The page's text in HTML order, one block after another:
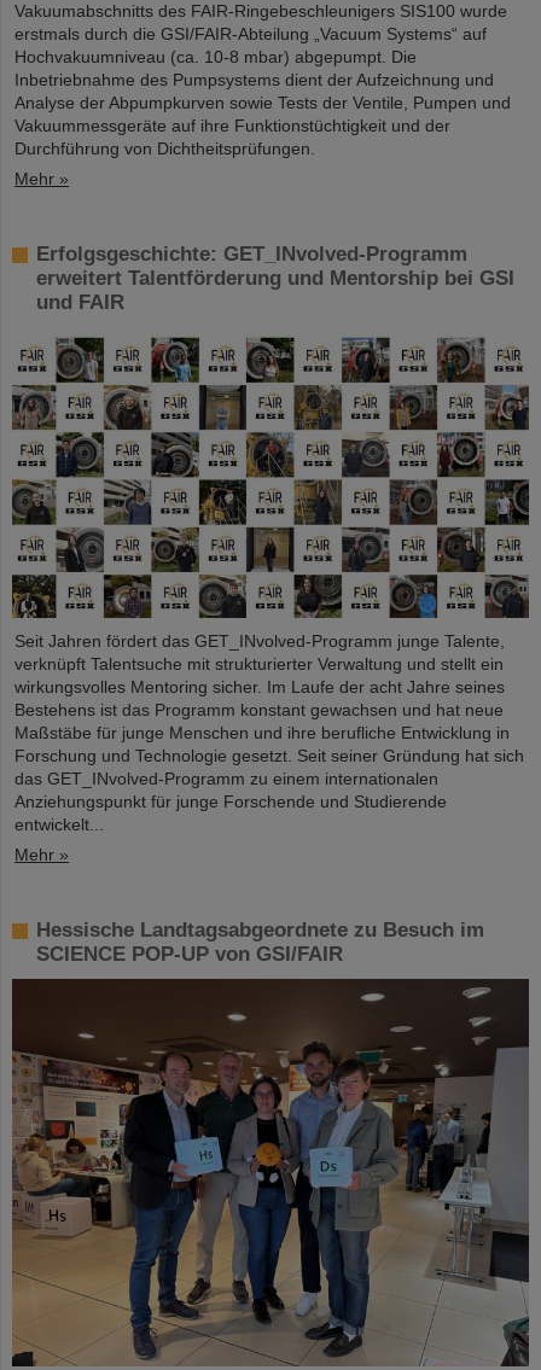
Vakuumabschnitts des FAIR-Ringebeschleunigers SIS100 wurde
erstmals durch die GSI/FAIR-Abteilung „Vacuum Systems“ auf
Hochvakuumniveau (ca. 10-8 mbar) abgepumpt. Die
Inbetriebnahme des Pumpsystems dient der Aufzeichnung und
Analyse der Abpumpkurven sowie Tests der Ventile, Pumpen und
Vakuummessgeräte auf ihre Funktionstüchtigkeit und der
Durchführung von Dichtheitsprüfungen.
Mehr »
Erfolgsgeschichte: GET_INvolved-Programm
erweitert Talentförderung und Mentorship bei GSI
und FAIR
Seit Jahren fördert das GET_INvolved-Programm junge Talente,
verknüpft Talentsuche mit strukturierter Verwaltung und stellt ein
wirkungsvolles Mentoring sicher. Im Laufe der acht Jahre seines
Bestehens ist das Programm konstant gewachsen und hat neue
Maßstäbe für junge Menschen und ihre berufliche Entwicklung in
Forschung und Technologie gesetzt. Seit seiner Gründung hat sich
das GET_INvolved-Programm zu einem internationalen
Anziehungspunkt für junge Forschende und Studierende
entwickelt...
Mehr »
Hessische Landtagsabgeordnete zu Besuch im
SCIENCE POP-UP von GSI/FAIR